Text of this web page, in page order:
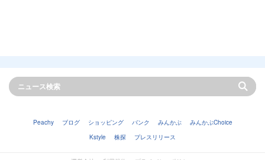
Peachy ブログ ショッピング バンク みんかぶ
みんかぶChoice
Kstyle
株探 プレスリリース